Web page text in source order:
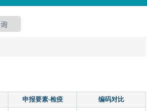
申报要素·检疫 编码对比